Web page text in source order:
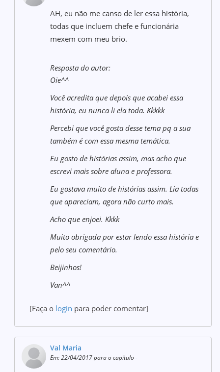
AH, eu não me canso de ler essa história,
todas que incluem chefe e funcionária
mexem com meu brio.
Resposta do autor:
Oie^^
Você acredita que depois que acabei essa
história, eu nunca li ela toda. Kkkkk
Percebi que você gosta desse tema pq a sua
também é com essa mesma temática.
Eu gosto de histórias assim, mas acho que
escrevi mais sobre aluna e professora.
Eu gostava muito de histórias assim. Lia todas
que apareciam, agora não curto mais.
Acho que enjoei. Kkkk
Muito obrigada por estar lendo essa história e
pelo seu comentário.
Beijinhos!
Van^^
[Faça o login para poder comentar]
Val Maria
Em: 22/04/2017 para o capítulo-